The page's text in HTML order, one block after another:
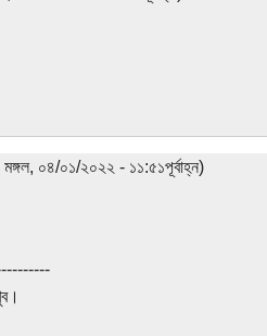
০৪/০১/২০২২ - ১১:৫১পূর্বাহ্ন)